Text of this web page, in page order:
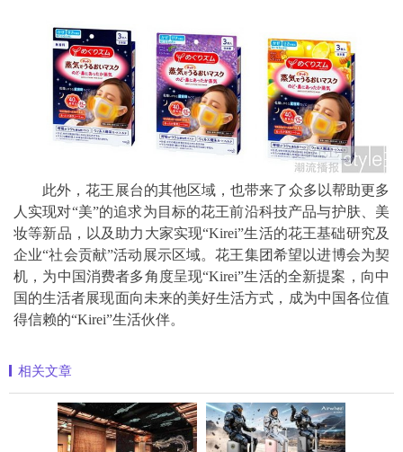
此外，花王展台的其他区域，也带来了众多以帮助更多
人实现对“美”的追求为目标的花王前沿科技产品与护肤、美
妆等新品，以及助力大家实现“Kirei”生活的花王基础研究及
企业“社会贡献”活动展示区域。花王集团希望以进博会为契
机，为中国消费者多角度呈现“Kirei”生活的全新提案，向中
国的生活者展现面向未来的美好生活方式，成为中国各位值
得信赖的“Kirei”生活伙伴。
相关文章